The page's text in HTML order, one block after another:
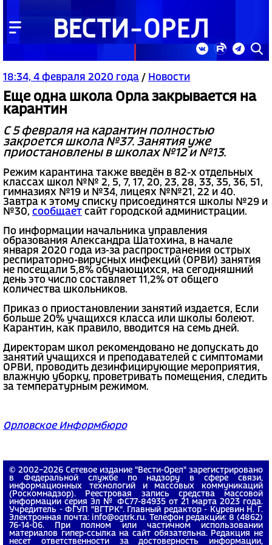
18:34, 4 февраля 2020 года / Новости
Еще одна школа Орла закрывается на
карантин
С 5 февраля на карантин полностью
закроется школа №37. Занятия уже
приостановлены в школах №12 и №13.
Режим карантина также введён в 82-х отдельных
классах школ №№ 2, 5, 7, 17, 20, 23, 28, 33, 35, 36, 51,
гимназиях №19 и №34, лицеях №№21, 22 и 40.
Завтра к этому списку присоединятся школы №29 и
№30, сообщает сайт городской администрации.
По информации начальника управления
образования Александра Шатохина, в начале
января 2020 года из-за распространения острых
респираторно-вирусных инфекций (ОРВИ) занятия
не посещали 5,8% обучающихся, на сегодняшний
день это число составляет 11,2% от общего
количества школьников.
Приказ о приостановлении занятий издается, Если
больше 20% учащихся класса или школы болеют.
Карантин, как правило, вводится на семь дней.
Директорам школ рекомендовано не допускать до
занятий учащихся и преподавателей с симптомами
ОРВИ, проводить дезинфицирующие мероприятия,
влажную уборку, проветривать помещения, следить
за температурным режимом.
Орловское Информбюро
© 2002−2026 Сетевое издание "Вести-Орел" зарегистрировано
в Федеральной службе по надзору в сфере связи,
информационных технологий и массовых коммуникаций
(Роскомнадзор). Реестровая запись средства массовой
информации серия Эл № ФС77-84935 от 21 марта 2023 года.
Учредитель - ФГУП "ВГТРК". Главный редактор - Куревин Н. Г.
Электронная почта: info@ogtrk.ru. Телефон редакции: 8 (4862)
76-14-06. При полном или частичном использовании
материалов гипер-ссылка на сайт обязательна. Редакция не
несет ответственности за достоверность информации,